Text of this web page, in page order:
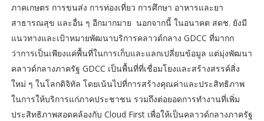
ภาคเกษตร การขนส่ง การท่องเที่ยว การศึกษา อาหารและยา
สาธารณสุข และอื่น ๆ อีกมากมาย นอกจากนี้ ในอนาคต สดช. ยังมี
แนวทางและเป้าหมายพัฒนาบริการคลาวด์กลาง GDCC ที่มากก
ว่าการเป็นเพียงแค่พื้นที่ในการเก็บและแลกเปลี่ยนข้อมูล แต่มุ่งพัฒนา
คลาวด์กลางภาครัฐ GDCC เป็นพื้นที่ที่เชื่อมโยงและสร้างสรรค์สิ่ง
ใหม่ ๆ ในโลกดิจิทัล โดยเน้นไปที่การสร้างคุณค่าและประสิทธิภาพ
ในการให้บริการแก่ภาคประชาชน รวมถึงต่อยอดการทำงานที่เพิ่ม
ประสิทธิภาพสอดคล้องกับ Cloud First เพื่อให้เป็นคลาวด์กลางภาครัฐ